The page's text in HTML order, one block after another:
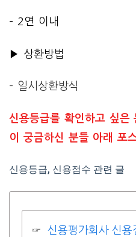
– 2연 이내
▶ 상환방법
– 일시상환방식
신용등급를 확인하고 싶은
이 궁금하신 분들 아래 포
신용등급, 신용점수 관련 글
신용평가회사 신용